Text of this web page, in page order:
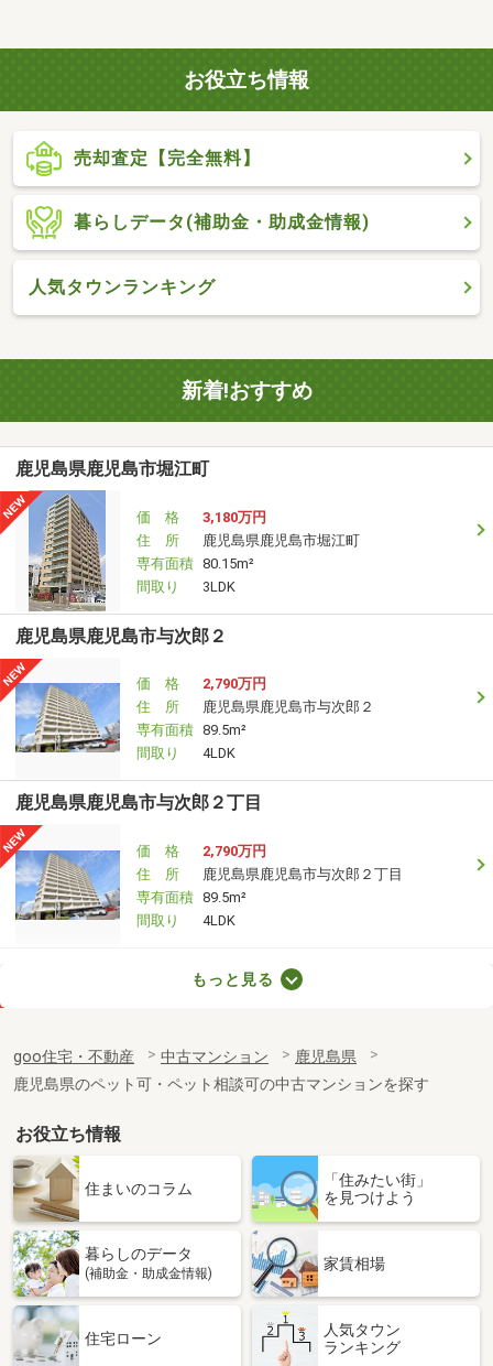
お役立ち情報
売却査定【完全無料】
暮らしデータ(補助金・助成金情報)
人気タウンランキング
新着!おすすめ
鹿児島県鹿児島市堀江町
価 格
3,180万円
住 所
鹿児島県鹿児島市堀江町
専有面積 80.15m²
間取り
3LDK
鹿児島県鹿児島市与次郎２
価 格
2,790万円
住 所
鹿児島県鹿児島市与次郎２
専有面積 89.5m²
間取り
4LDK
鹿児島県鹿児島市与次郎２丁目
価 格
2,790万円
住 所
鹿児島県鹿児島市与次郎２丁目
専有面積 89.5m²
間取り
4LDK
鹿児島県鹿児島市加治屋町
専有面積 94.23m²
間取り
3LDK
鹿児島県鹿児島市高麗町
価 格
3,980万円
鹿児島県鹿児島市高麗町
専有面積 84.64m²
間取り
鹿児島県鹿児島市上荒田町
3,500万円
もっと見る
goo住宅・不動産 中古マンション
鹿児島県
鹿児島県のペット可・ペット相談可の中古マンションを探す
お役立ち情報
住まいのコラム
「住みたい街」
を見つけよう
暮らしのデータ
(補助金・助成金情報)
家賃相場
住宅ローン
人気タウン
ランキング